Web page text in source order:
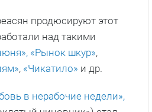
продюсируют этот
над такими
«Рынок шкур»,
, «Чикатило» и др.
в нерабочие недели»,